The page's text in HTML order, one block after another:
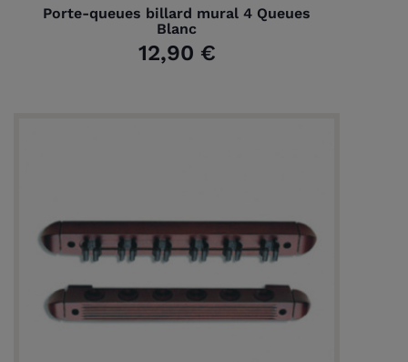
Porte-queues billard mural 4 Queues
Blanc
12,90 €